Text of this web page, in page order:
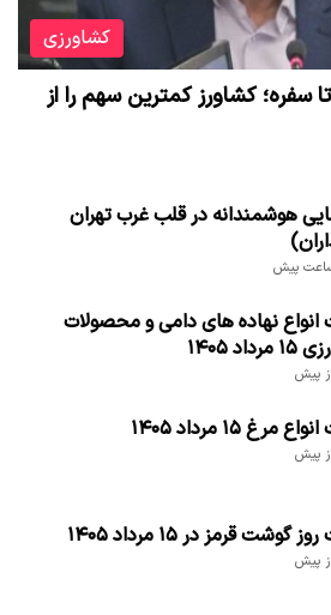
کشاورزی
سفره؛ کشاورز کمترین سهم را از
هوشمندانه در قلب غرب تهران
نهاده های دامی و محصولات
۱۴۰۵
مرغ ۱۵ مرداد ۱۴۰۵
گوشت قرمز در ۱۵ مرداد ۱۴۰۵